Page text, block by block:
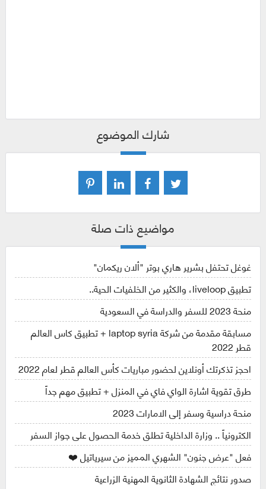
شارك الموضوع
مواضيع ذات صلة
غوغل تحتفل بشرير هاري بوتر "ألان ريكمان"
تطبيق liveloop، والكثير من الخلفيات الحية..
منحة 2023 للسفر والدراسة في السعودية
مسابقة مقدمة من شركة laptop syria + تطبيق كاس العالم
قطر 2022
احجز تذكرتك أونلاين لحضور مباريات كأس العالم قطر لعام 2022
طرق تقوية اشارة الواي فاي في المنزل + تطبيق مهم جداً
منحة دراسية وسفر إلى الامارات 2023
الكترونياً .. وزارة الداخلية تطلق خدمة الحصول على جواز السفر
فعل "عرض جنون" الشهري المميز من سيرياتيل ❤️
صدور نتائج الشهادة الثانوية المهنية الزراعية